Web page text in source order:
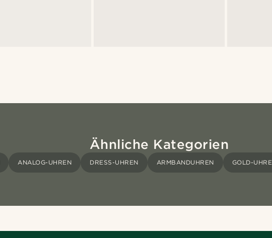
Ähnliche Kategorien
ANALOG-UHREN DRESS-UHREN ARMBANDUHREN GOLD-